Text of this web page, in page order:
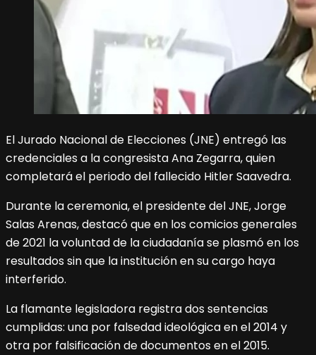
El Jurado Nacional de Elecciones (JNE) entregó las
credenciales a la congresista Ana Zegarra, quien
completará el periodo del fallecido Hitler Saavedra.
Durante la ceremonia, el presidente del JNE, Jorge
Salas Arenas, destacó que en los comicios generales
de 2021 la voluntad de la ciudadanía se plasmó en los
resultados sin que la institución en su cargo haya
interferido.
La flamante legisladora registra dos sentencias
cumplidas: una por falsedad ideológica en el 2014 y
otra por falsificación de documentos en el 2015.